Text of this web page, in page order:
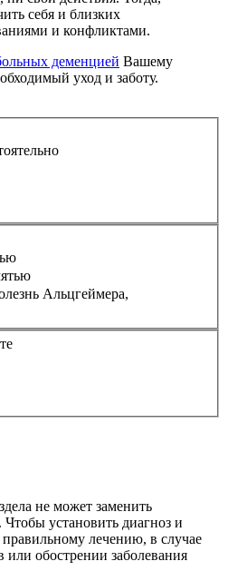
себя и близких
и конфликтами.
деменцией Вашему
уход и заботу.
не может заменить
установить диагноз и
лечению, в случае
обострении заболевания